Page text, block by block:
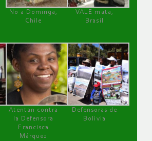
No a Dominga,
Chile
VALE mata,
Brasil
Atentan contra
la Defensora
Francisca
Márquez
Defensoras de
Bolivia